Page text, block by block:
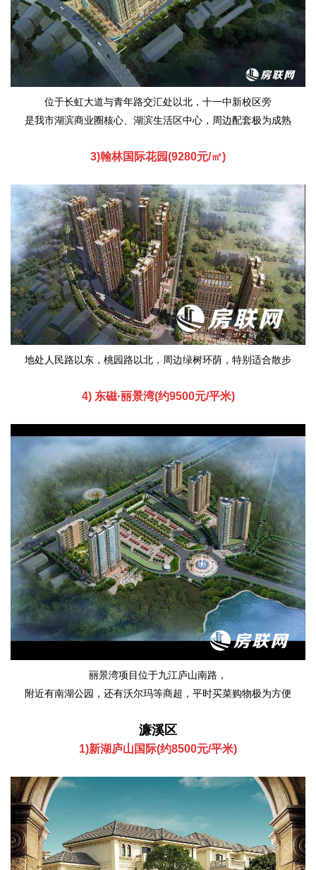
位于长虹大道与青年路交汇处以北，十一中新校区旁
是我市湖滨商业圈核心、湖滨生活区中心，周边配套极为成熟
3)翰林国际花园(9280元/㎡)
地处人民路以东，桃园路以北，周边绿树环荫，特别适合散步
4) 东磁·丽景湾(约9500元/平米)
丽景湾项目位于九江庐山南路，
附近有南湖公园，还有沃尔玛等商超，平时买菜购物极为方便
濂溪区
1)新湖庐山国际(约8500元/平米)